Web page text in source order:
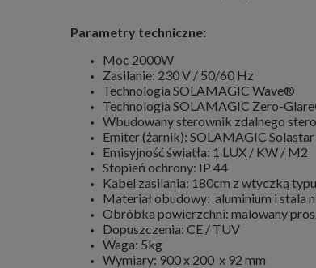
Parametry techniczne:
Moc 2000W
Zasilanie: 230 V / 50/60 Hz
Technologia SOLAMAGIC Wave®
Technologia SOLAMAGIC Zero-
Wbudowany sterownik zdalnego
Emiter (żarnik): SOLAMAGIC
Emisyjność światła: 1 LUX / KW / M2
Stopień ochrony: IP 44
Kabel zasilania: 180cm z wtyczką
Materiał obudowy: aluminium i stala
Obróbka powierzchni: malowany
Dopuszczenia: CE / TUV
Waga: 5kg
Wymiary: 900 x 200 x 92 mm